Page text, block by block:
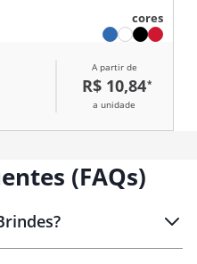
cores
A partir de
R$ 10,84*
a unidade
(FAQs)